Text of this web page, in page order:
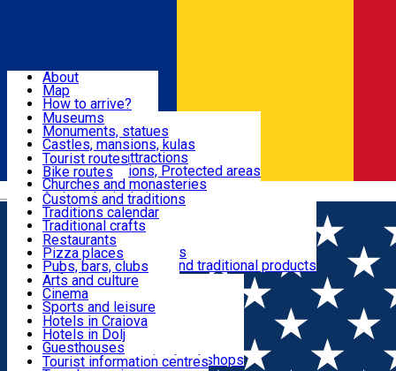
Română
Attractions
Routes
Customs, Traditions
Food & Drinks
Leisure & Fun
Accommodation
Useful
About
Map
How to arrive?
Recommendations
Tourist attractions
News
Museums
Monuments, statues
Castles, mansions, kulas
Architectural attractions
Natural attractions, Protected areas
Churches and monasteries
Archaeological sites
Parks and gardens
Tourist routes
Bike routes
Customs and traditions
Traditions calendar
Traditional crafts
Traditional cuisine
Wineries and vineyards
Local manufacturers and traditional products
Restaurants
Pizza places
Pubs, bars, clubs
Cafes and teahouses
Sweets and ice cream
Fast-food
Arts and culture
Cinema
Sports and leisure
Horse riding
Swimming pools
Zoo
Shopping, souvenirs, bookshops
Hotels in Craiova
Hotels in Dolj
Guesthouses
Villas
Tourist information centres